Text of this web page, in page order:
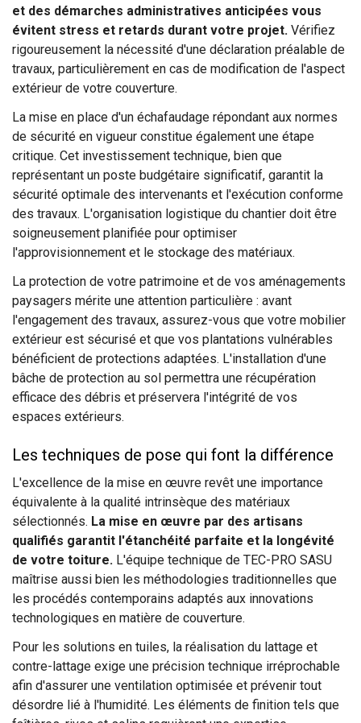
et des démarches administratives anticipées vous
évitent stress et retards durant votre projet. Vérifiez
rigoureusement la nécessité d'une déclaration préalable de
travaux, particulièrement en cas de modification de l'aspect
extérieur de votre couverture.
La mise en place d'un échafaudage répondant aux normes
de sécurité en vigueur constitue également une étape
critique. Cet investissement technique, bien que
représentant un poste budgétaire significatif, garantit la
sécurité optimale des intervenants et l'exécution conforme
des travaux. L'organisation logistique du chantier doit être
soigneusement planifiée pour optimiser
l'approvisionnement et le stockage des matériaux.
La protection de votre patrimoine et de vos aménagements
paysagers mérite une attention particulière : avant
l'engagement des travaux, assurez-vous que votre mobilier
extérieur est sécurisé et que vos plantations vulnérables
bénéficient de protections adaptées. L'installation d'une
bâche de protection au sol permettra une récupération
efficace des débris et préservera l'intégrité de vos
espaces extérieurs.
Les techniques de pose qui font la différence
L'excellence de la mise en œuvre revêt une importance
équivalente à la qualité intrinsèque des matériaux
sélectionnés. La mise en œuvre par des artisans
qualifiés garantit l'étanchéité parfaite et la longévité
de votre toiture. L'équipe technique de TEC-PRO SASU
maîtrise aussi bien les méthodologies traditionnelles que
les procédés contemporains adaptés aux innovations
technologiques en matière de couverture.
Pour les solutions en tuiles, la réalisation du lattage et
contre-lattage exige une précision technique irréprochable
afin d'assurer une ventilation optimisée et prévenir tout
désordre lié à l'humidité. Les éléments de finition tels que